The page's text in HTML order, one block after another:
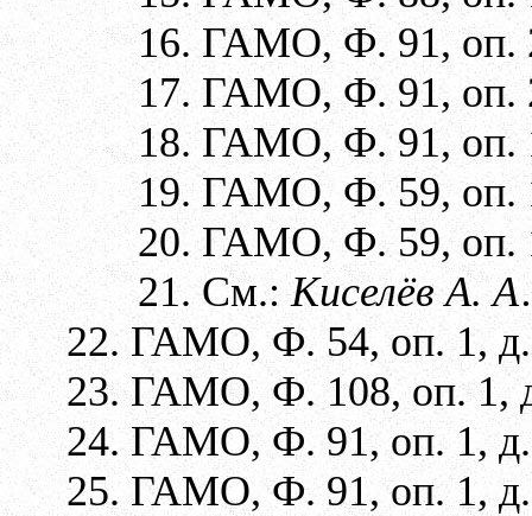
16. ГАМО, Ф. 91, оп.
17. ГАМО, Ф. 91, оп.
18. ГАМО, Ф. 91, оп.
19. ГАМО, Ф. 59, оп.
20. ГАМО, Ф. 59, оп.
21. См.:Киселёв А. А
22. ГАМО, Ф. 54, оп. 1, д.
23. ГАМО, Ф. 108, оп. 1,
24. ГАМО, Ф. 91, оп. 1, д.
25. ГАМО, Ф. 91, оп. 1, д.